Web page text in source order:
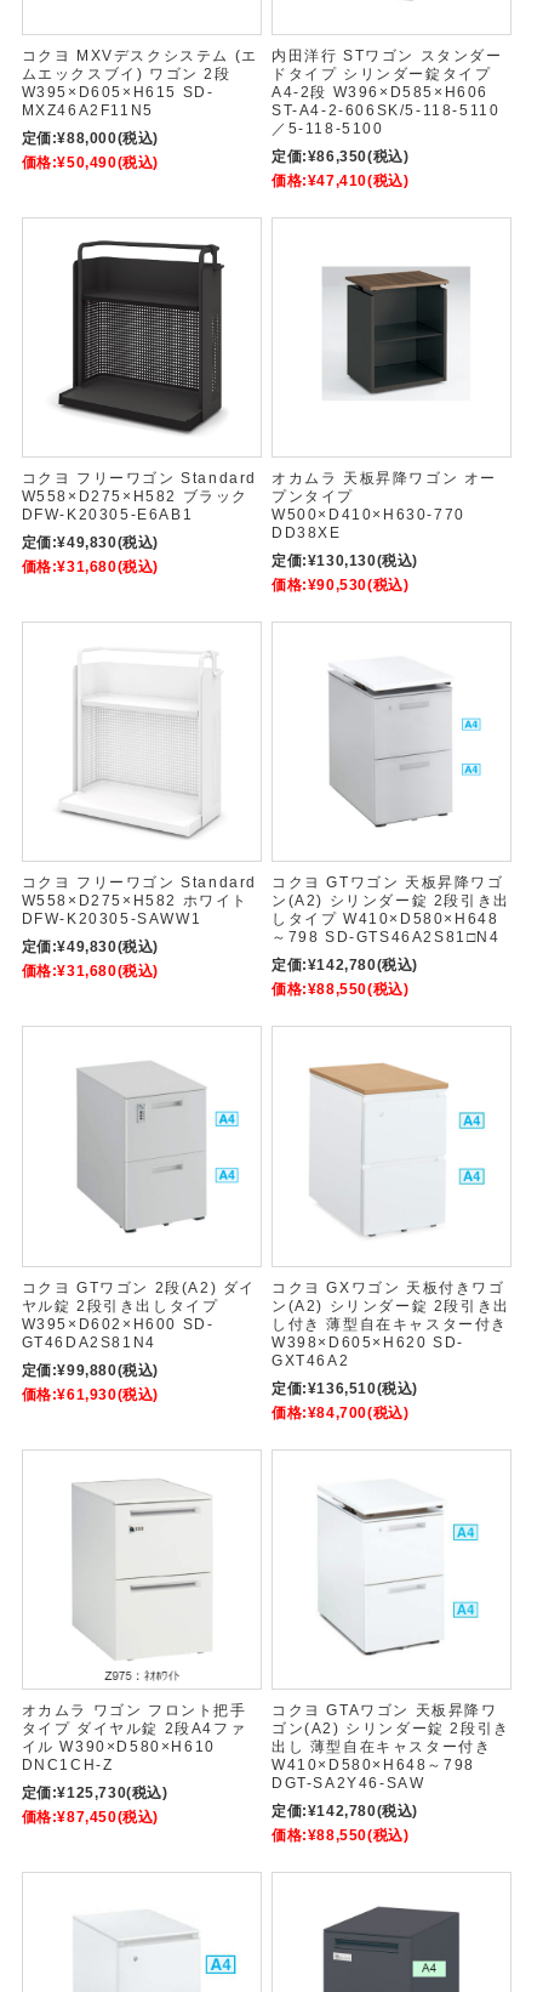
コクヨ MXVデスクシステム (エ
ムエックスブイ) ワゴン 2段
W395×D605×H615 SD-
MXZ46A2F11N5
定価:¥88,000(税込)
価格:¥50,490(税込)
内田洋行 STワゴン スタンダー
ドタイプ シリンダー錠タイプ
A4-2段 W396×D585×H606
ST-A4-2-606SK/5-118-5110
／5-118-5100
定価:¥86,350(税込)
価格:¥47,410(税込)
コクヨ フリーワゴン Standard
W558×D275×H582 ブラック
DFW-K20305-E6AB1
定価:¥49,830(税込)
価格:¥31,680(税込)
オカムラ 天板昇降ワゴン オー
プンタイプ
W500×D410×H630-770
DD38XE
定価:¥130,130(税込)
価格:¥90,530(税込)
コクヨ フリーワゴン Standard
W558×D275×H582 ホワイト
DFW-K20305-SAWW1
定価:¥49,830(税込)
価格:¥31,680(税込)
コクヨ GTワゴン 天板昇降ワゴ
ン(A2) シリンダー錠 2段引き出
しタイプ W410×D580×H648
～798 SD-GTS46A2S81□N4
定価:¥142,780(税込)
価格:¥88,550(税込)
コクヨ GTワゴン 2段(A2) ダイ
ヤル錠 2段引き出しタイプ
W395×D602×H600 SD-
GT46DA2S81N4
定価:¥99,880(税込)
価格:¥61,930(税込)
コクヨ GXワゴン 天板付きワゴ
ン(A2) シリンダー錠 2段引き出
し付き 薄型自在キャスター付き
W398×D605×H620 SD-
GXT46A2
定価:¥136,510(税込)
価格:¥84,700(税込)
オカムラ ワゴン フロント把手
タイプ ダイヤル錠 2段A4ファ
イル W390×D580×H610
DNC1CH-Z
定価:¥125,730(税込)
価格:¥87,450(税込)
コクヨ GTAワゴン 天板昇降ワ
ゴン(A2) シリンダー錠 2段引き
出し 薄型自在キャスター付き
W410×D580×H648～798
DGT-SA2Y46-SAW
定価:¥142,780(税込)
価格:¥88,550(税込)